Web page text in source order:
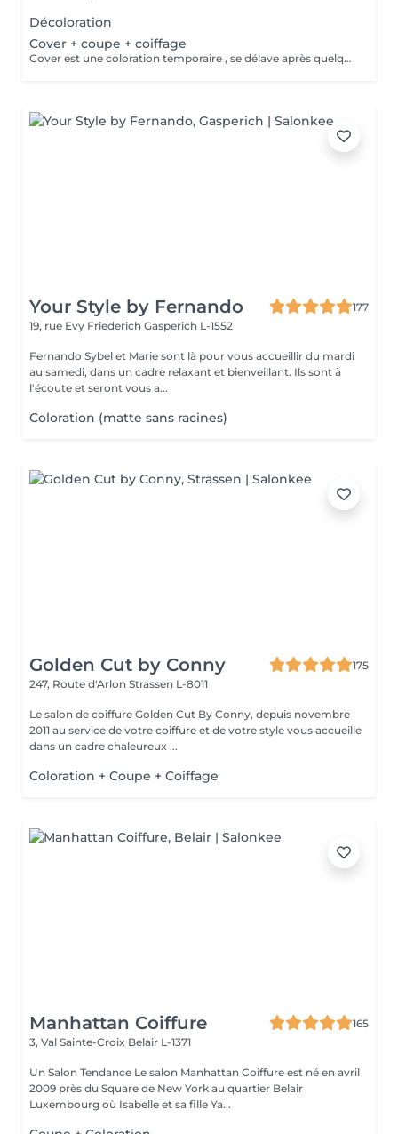
Décoloration
Cover + coupe + coiffage
Cover est une coloration temporaire , se délave après quelques shampooings !
Your Style by Fernando
177
19, rue Evy Friederich Gasperich L-1552
Fernando Sybel et Marie sont là pour vous accueillir du mardi
au samedi, dans un cadre relaxant et bienveillant. Ils sont à
l'écoute et seront vous a...
Coloration (matte sans racines)
Golden Cut by Conny
175
247, Route d'Arlon Strassen L-8011
Le salon de coiffure Golden Cut By Conny, depuis novembre
2011 au service de votre coiffure et de votre style vous accueille
dans un cadre chaleureux ...
Coloration + Coupe + Coiffage
Manhattan Coiffure
165
3, Val Sainte-Croix Belair L-1371
Un Salon Tendance Le salon Manhattan Coiffure est né en avril
2009 près du Square de New York au quartier Belair
Luxembourg où Isabelle et sa fille Ya...